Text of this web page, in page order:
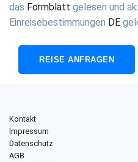
das Formblatt gelesen und
Einreisebestimmungen DE
Kontakt
Impressum
Datenschutz
AGB